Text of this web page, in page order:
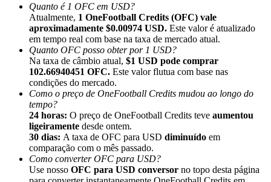
Indicação
Convide um amigo para receber recompensas em dinheiro
BTC Welcome Rewards
Quanto é 1 OFC em USD?
Atualmente, 1 OneFootball Credits (OFC) vale
aproximadamente $0.00974 USD. Este valor é atualizado
em tempo real com base na taxa de mercado atual.
Quanto OFC posso obter por 1 USD?
Na taxa de câmbio atual, $1 USD pode comprar
102.66940451 OFC. Este valor flutua com base nas
condições do mercado.
Como o preço de OneFootball Credits mudou ao longo do
tempo?
24 horas: O preço de OneFootball Credits teve aumentou
ligeiramente desde ontem.
30 dias: A taxa de OFC para USD diminuído em
comparação com o mês passado.
Como converter OFC para USD?
Use nosso OFC para USD conversor no topo desta página